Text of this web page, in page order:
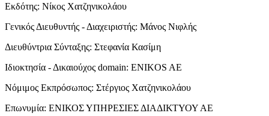
Εκδότης: Νίκος Χατζηνικολάου
Γενικός Διευθυντής - Διαχειριστής: Μάνος Νιφλής
Διευθύντρια Σύνταξης: Στεφανία Κασίμη
Ιδιοκτησία - Δικαιούχος domain: ENIKOS AE
Νόμιμος Εκπρόσωπος: Στέργιος Χατζηνικολάου
Επωνυμία: ΕΝΙΚΟΣ ΥΠΗΡΕΣΙΕΣ ΔΙΑΔΙΚΤΥΟΥ ΑΕ